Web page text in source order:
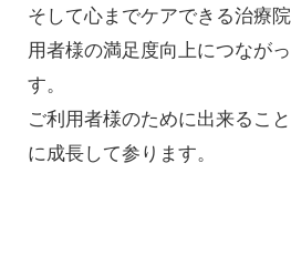
そして心までケアできる治療
用者様の満足度向上につなが
す。
ご利用者様のために出来るこ
に成長して参ります。